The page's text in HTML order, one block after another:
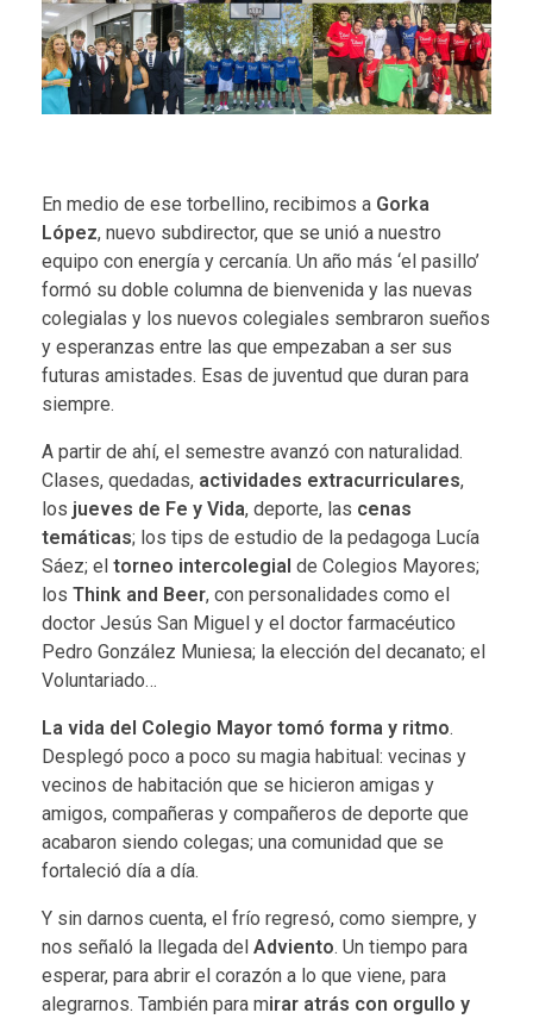
En medio de ese torbellino, recibimos a Gorka
López, nuevo subdirector, que se unió a nuestro
equipo con energía y cercanía. Un año más ‘el pasillo’
formó su doble columna de bienvenida y las nuevas
colegialas y los nuevos colegiales sembraron sueños
y esperanzas entre las que empezaban a ser sus
futuras amistades. Esas de juventud que duran para
siempre.
A partir de ahí, el semestre avanzó con naturalidad.
Clases, quedadas, actividades extracurriculares,
los jueves de Fe y Vida, deporte, las cenas
temáticas; los tips de estudio de la pedagoga Lucía
Sáez; el torneo intercolegial de Colegios Mayores;
los Think and Beer, con personalidades como el
doctor Jesús San Miguel y el doctor farmacéutico
Pedro González Muniesa; la elección del decanato; el
Voluntariado…
La vida del Colegio Mayor tomó forma y ritmo.
Desplegó poco a poco su magia habitual: vecinas y
vecinos de habitación que se hicieron amigas y
amigos, compañeras y compañeros de deporte que
acabaron siendo colegas; una comunidad que se
fortaleció día a día.
Y sin darnos cuenta, el frío regresó, como siempre, y
nos señaló la llegada del Adviento. Un tiempo para
esperar, para abrir el corazón a lo que viene, para
alegrarnos. También para mirar atrás con orgullo y